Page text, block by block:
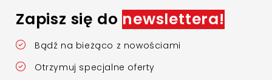
Zapisz się do newslettera!
Bądź na bieżąco z nowościami
Otrzymuj specjalne oferty